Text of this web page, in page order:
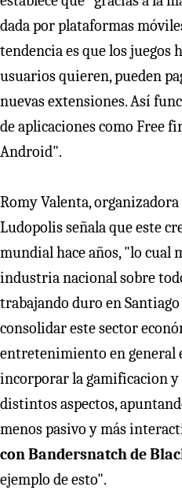
dada por plataformas
tendencia es que los juegos
usuarios quieren, pueden
nuevas extensiones. Así
de aplicaciones como Free
Android".
Romy Valenta,
Ludopolis señala que este
mundial hace años, "lo cual
industria nacional sobre
trabajando duro en
consolidar este sector
entretenimiento en general
incorporar la gamificacion y
distintos aspectos,
menos pasivo y más
con Bandersnatch de
ejemplo de esto".